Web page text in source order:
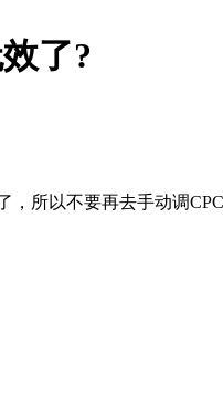
了?
所以不要再去手动调